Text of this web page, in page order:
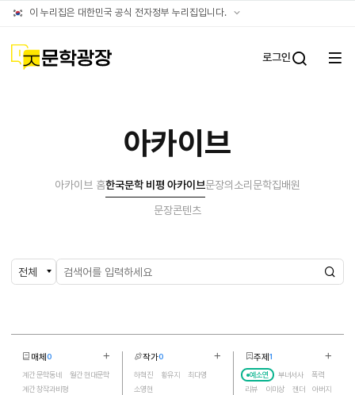
이 누리집은 대한민국 공식 전자정부 누리집입니다. 공식
문학광장 로그인
전체
아카이브
아카이브 홈한국문학 비평 아카이브문장의소리 문학집배원
문장콘텐츠
매체0
계간 문학동네
월간 현대문학
계간 창작과비평
3
작가0
하혁진 황유지
최다영
소영현
주제1
예소연 부녀서사
폭력
리뷰
이미상 젠더
아버지
30